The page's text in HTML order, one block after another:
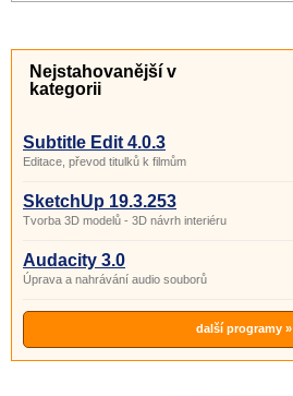
Nejstahovanější v
kategorii
Subtitle Edit 4.0.3
Editace, převod titulků k filmům
SketchUp 19.3.253
Tvorba 3D modelů - 3D návrh interiéru
Audacity 3.0
Úprava a nahrávání audio souborů
další programy »